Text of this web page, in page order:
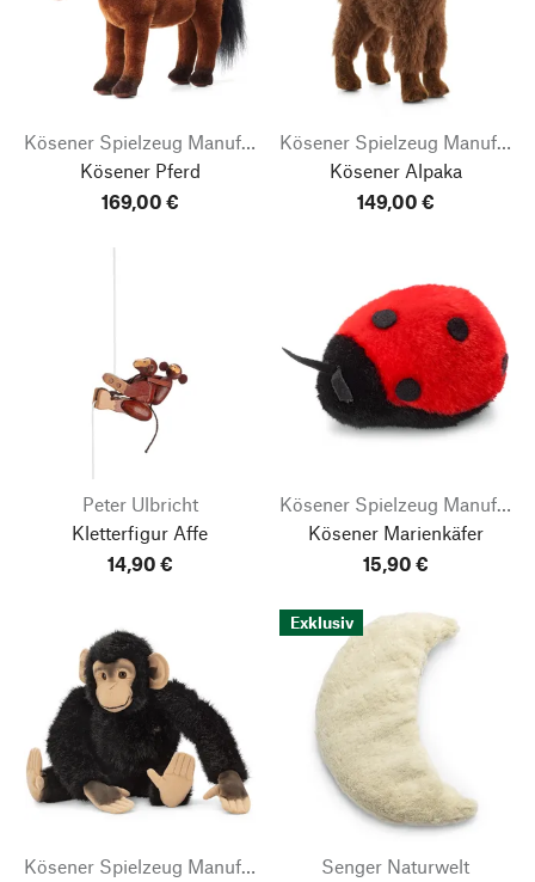
Kösener Spielzeug Manufaktur
Kösener Pferd
169,00 €
Kösener Spielzeug Manufaktur
Kösener Alpaka
149,00 €
Peter Ulbricht
Kletterfigur Affe
14,90 €
Kösener Spielzeug Manufaktur
Kösener Marienkäfer
15,90 €
Kösener Spielzeug Manufaktur
Exklusiv
Senger Naturwelt